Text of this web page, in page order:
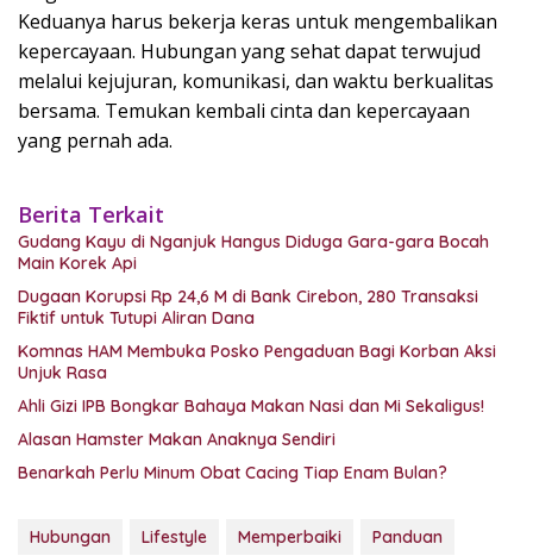
Keduanya harus bekerja keras untuk mengembalikan
kepercayaan. Hubungan yang sehat dapat terwujud
melalui kejujuran, komunikasi, dan waktu berkualitas
bersama. Temukan kembali cinta dan kepercayaan
yang pernah ada.
Berita Terkait
Gudang Kayu di Nganjuk Hangus Diduga Gara-gara Bocah
Main Korek Api
Dugaan Korupsi Rp 24,6 M di Bank Cirebon, 280 Transaksi
Fiktif untuk Tutupi Aliran Dana
Komnas HAM Membuka Posko Pengaduan Bagi Korban Aksi
Unjuk Rasa
Ahli Gizi IPB Bongkar Bahaya Makan Nasi dan Mi Sekaligus!
Alasan Hamster Makan Anaknya Sendiri
Benarkah Perlu Minum Obat Cacing Tiap Enam Bulan?
Hubungan Lifestyle Memperbaiki
Panduan